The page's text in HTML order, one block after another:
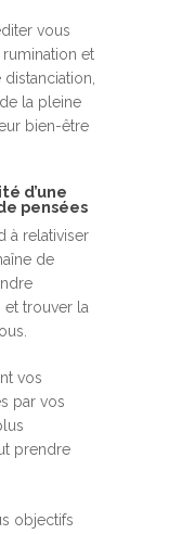
vous
et
la pleine
bien-être
d’une
pensées
à relativiser
de
et trouver la
vos
par vos
prendre
objectifs